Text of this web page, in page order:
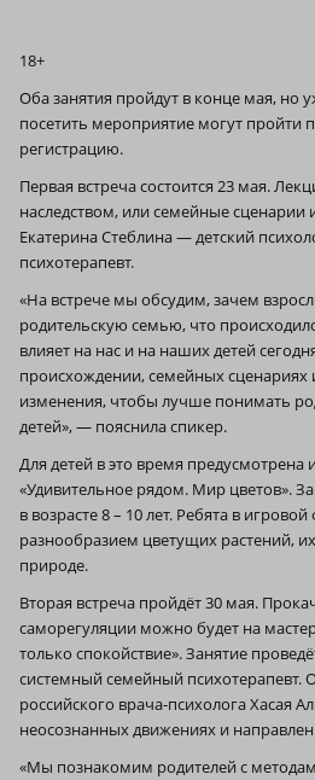
18+
Оба занятия пройдут в конце мая, но
посетить мероприятие могут пройти
регистрацию.
Первая встреча состоится 23 мая.
наследством, или семейные сценарии
Екатерина Стеблина — детский
психотерапевт.
«На встрече мы обсудим, зачем
родительскую семью, что
влияет на нас и на наших детей
происхождении, семейных сценариях
изменения, чтобы лучше понимать
детей», — пояснила спикер.
Для детей в это время
«Удивительное рядом. Мир цветов».
в возрасте 8 – 10 лет. Ребята в
разнообразием цветущих растений,
природе.
Вторая встреча пройдёт 30 мая.
саморегуляции можно будет на
только спокойствие». Занятие
системный семейный психотерапевт.
российского врача-психолога Хасая
неосознанных движениях и направлен
«Мы познакомим родителей с